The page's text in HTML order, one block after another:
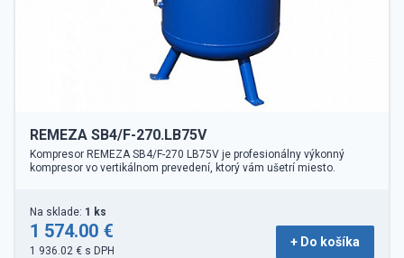
REMEZA SB4/F-270.LB75V
Kompresor REMEZA SB4/F-270 LB75V je profesionálny výkonný
kompresor vo vertikálnom prevedení, ktorý vám ušetrí miesto.
Na sklade: 1 ks
1 574.00 €
1 936.02 € s DPH
+ Do košíka